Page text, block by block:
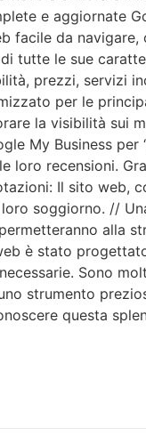
e aggiornate
facile da navigare,
tutte le sue
prezzi, servizi
per le
la visibilità sui
My Business per
loro recensioni.
Il sito web,
soggiorno. //
alla
è stato
Sono
strumento
questa